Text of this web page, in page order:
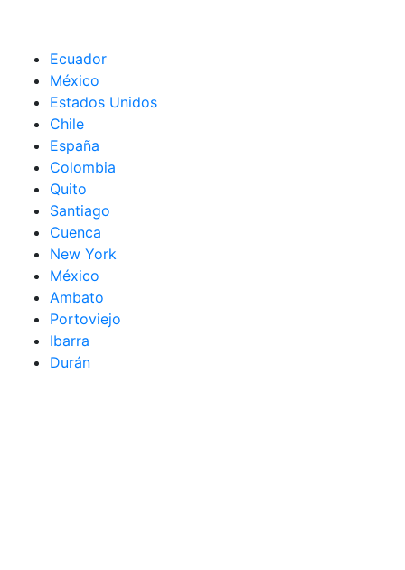
Ecuador
México
Estados Unidos
Chile
España
Colombia
Quito
Santiago
Cuenca
New York
México
Ambato
Portoviejo
Ibarra
Durán